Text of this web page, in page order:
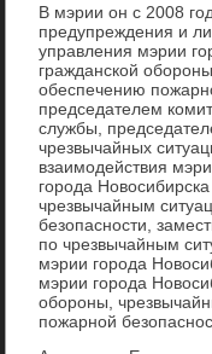
В мэрии он с 2008
предупреждения и
управления мэрии
гражданской
обеспечению
председателем
службы,
чрезвычайных
взаимодействия
города
чрезвычайным
безопасности,
по чрезвычайным
мэрии города
мэрии города
обороны,
пожарной